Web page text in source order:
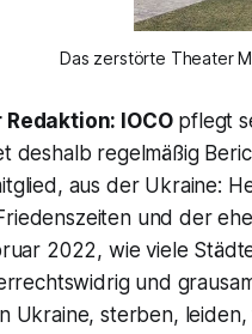
Das zerstörte Theater
Redaktion: IOCOpflegt
deshalb regelmäßig
aus der Ukraine:
und der
2022, wie viele
und
Ukraine, sterben,